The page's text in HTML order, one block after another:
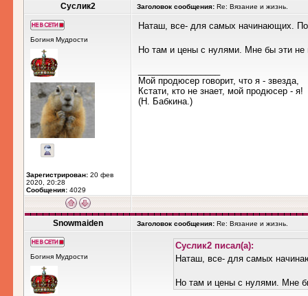
Суслик2 Заголовок сообщения: Re: Вязание и жизнь.
Богиня Мудрости
Зарегистрирован: 20 фев
2020, 20:28
Сообщения: 4029
Наташ, все- для самых начинающих.
Но там и цены с нулями. Мне бы эти
Мой продюсер говорит, что я - звезда,
Кстати, кто не знает, мой продюсер - я!
(Н. Бабкина.)
Snowmaiden Заголовок сообщения: Re: Вязание и жизнь.
Богиня Мудрости
Суслик2 писал(а):
Наташ, все- для самых
Но там и цены с нулями. Мне